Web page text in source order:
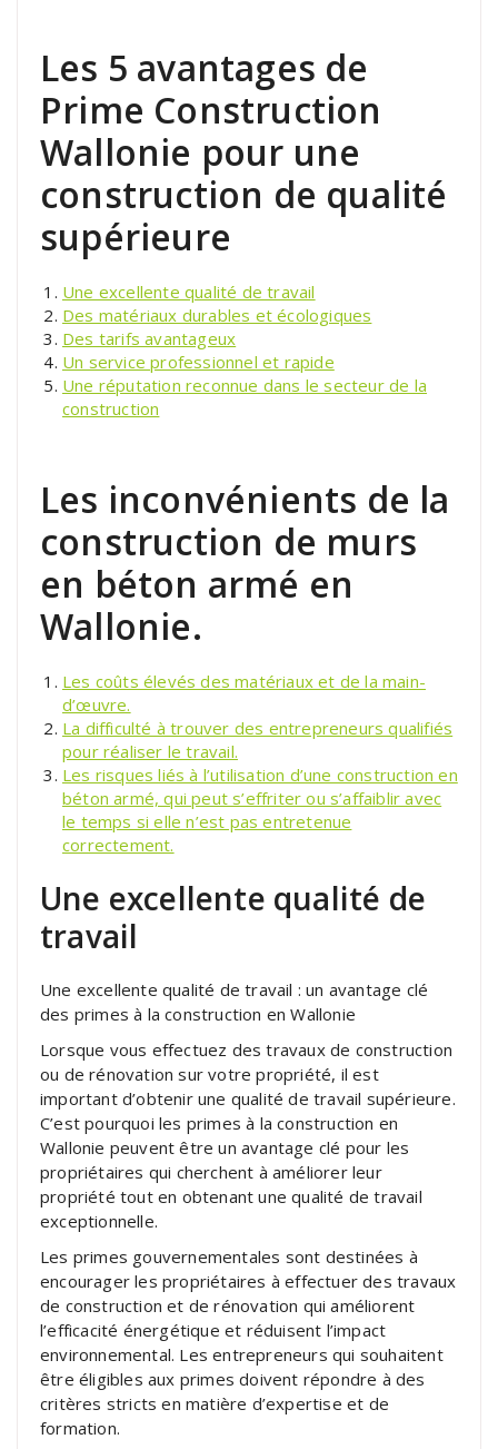
Les 5 avantages de
Prime Construction
Wallonie pour une
construction de qualité
supérieure
Une excellente qualité de travail
Des matériaux durables et écologiques
Des tarifs avantageux
Un service professionnel et rapide
Une réputation reconnue dans le secteur de la
construction
Les inconvénients de la
construction de murs
en béton armé en
Wallonie.
Les coûts élevés des matériaux et de la main-
d’œuvre.
La difficulté à trouver des entrepreneurs qualifiés
pour réaliser le travail.
Les risques liés à l’utilisation d’une construction en
béton armé, qui peut s’effriter ou s’affaiblir avec
le temps si elle n’est pas entretenue
correctement.
Une excellente qualité de
travail
Une excellente qualité de travail : un avantage clé
des primes à la construction en Wallonie
Lorsque vous effectuez des travaux de construction
ou de rénovation sur votre propriété, il est
important d’obtenir une qualité de travail supérieure.
C’est pourquoi les primes à la construction en
Wallonie peuvent être un avantage clé pour les
propriétaires qui cherchent à améliorer leur
propriété tout en obtenant une qualité de travail
exceptionnelle.
Les primes gouvernementales sont destinées à
encourager les propriétaires à effectuer des travaux
de construction et de rénovation qui améliorent
l’efficacité énergétique et réduisent l’impact
environnemental. Les entrepreneurs qui souhaitent
être éligibles aux primes doivent répondre à des
critères stricts en matière d’expertise et de
formation.